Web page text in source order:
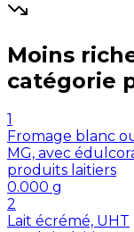
Moins
catégorie
1
Fromage blanc
MG, avec
produits laitiers
0.000 g
2
Lait écrémé, UHT